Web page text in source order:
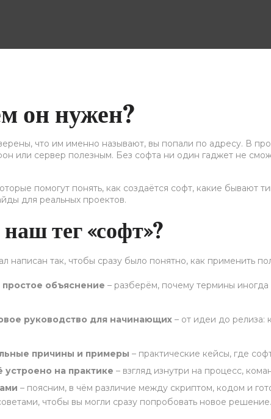
он нужен?
что им именно называют, вы попали по адресу. В
или сервер полезным. Без софта ни один гаджет не
помогут понять, как создаётся софт, какие бывают
для реальных проектов.
тег «софт»?
написан так, чтобы сразу было понятно, как применить
объяснение – разберём, почему термины
руководство для начинающих – от идеи до релиза:
причины и примеры – практические кейсы, где
устроено на практике – взгляд изнутри на процесс,
– поясним, в чём различие между скриптом, кодом и
чтобы вы могли сразу попробовать новое решение.